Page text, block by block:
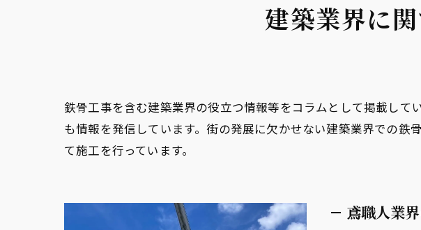
建築業界に
鉄骨工事を含む建築業界の役立つ情報等をコラムとして掲載し
も情報を発信しています。街の発展に欠かせない建築業界での
て施工を行っています。
鳶職人業